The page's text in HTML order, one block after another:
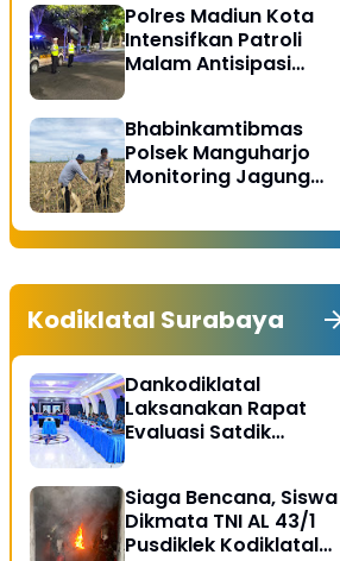
Polres Madiun Kota
Intensifkan Patroli
Malam Antisipasi
Bhabinkamtibmas
Polsek Manguharjo
Monitoring Jagung
Dukung Swasembada
Pangan 2026
Kodiklatal Surabaya
Dankodiklatal
Laksanakan Rapat
Evaluasi Satdik
Siaga Bencana, Siswa
Dikmata TNI AL 43/1
Pusdiklek Kodiklatal